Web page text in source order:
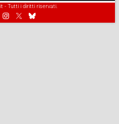
- Tutti i diritti riservati.